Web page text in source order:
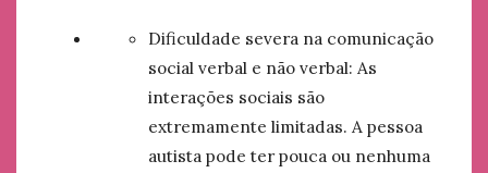
Dificuldade severa na comunicação
social verbal e não verbal: As
interações sociais são
extremamente limitadas. A pessoa
autista pode ter pouca ou nenhuma